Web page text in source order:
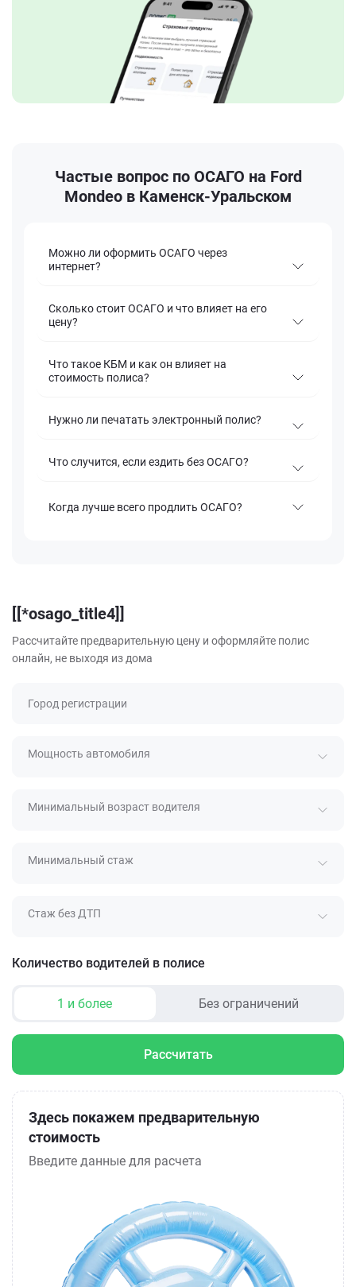
Частые вопрос по ОСАГО на Ford
Mondeo в Каменск-Уральском
Можно ли оформить ОСАГО через
интернет?
Сколько стоит ОСАГО и что влияет на его
цену?
Что такое КБМ и как он влияет на
стоимость полиса?
Нужно ли печатать электронный полис?
Что случится, если ездить без ОСАГО?
Когда лучше всего продлить ОСАГО?
[[*osago_title4]]
Рассчитайте предварительную цену и оформляйте полис
онлайн, не выходя из дома
Город регистрации
Мощность автомобиля
Минимальный возраст водителя
Минимальный стаж
Стаж без ДТП
Количество водителей в полисе
1 и более Без ограничений
Рассчитать
Здесь покажем предварительную
стоимость
Введите данные для расчета